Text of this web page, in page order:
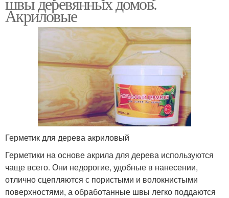
Акриловые
Герметик для дерева акриловый
Герметики на основе акрила для дерева используются
чаще всего. Они недорогие, удобные в нанесении,
отлично сцепляются с пористыми и волокнистыми
поверхностями, а обработанные швы легко поддаются